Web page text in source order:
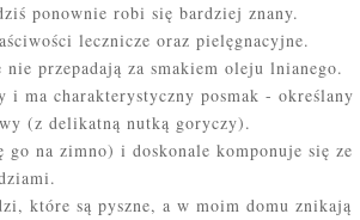
ponownie robi się bardziej znany.
lecznicze oraz pielęgnacyjne.
przepadają za smakiem oleju lnianego.
ma charakterystyczny posmak - określany
(z delikatną nutką goryczy).
go na zimno) i doskonale komponuje się ze
które są pyszne, a w moim domu znikają